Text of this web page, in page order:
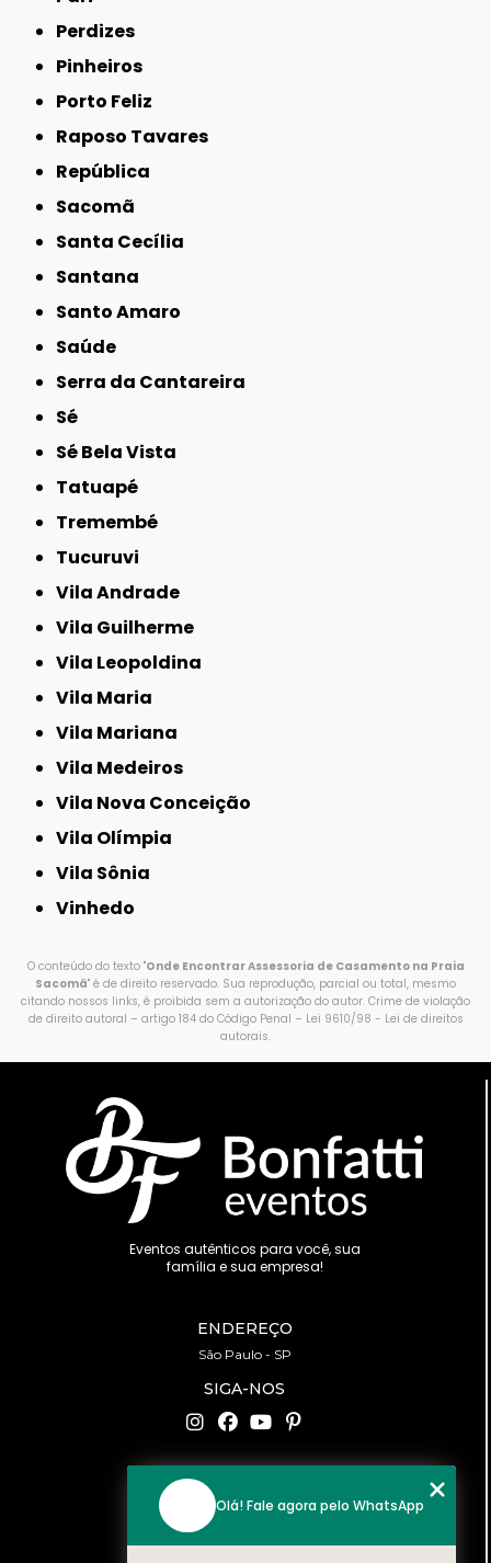
Perdizes
Pinheiros
Porto Feliz
Raposo Tavares
República
Sacomã
Santa Cecília
Santana
Santo Amaro
Saúde
Serra da Cantareira
Sé
Sé Bela Vista
Tatuapé
Tremembé
Tucuruvi
Vila Andrade
Vila Guilherme
Vila Leopoldina
Vila Maria
Vila Mariana
Vila Medeiros
Vila Nova Conceição
Vila Olímpia
Vila Sônia
Vinhedo
O conteúdo do texto "Onde Encontrar Assessoria de Casamento na Praia
Sacomã" é de direito reservado. Sua reprodução, parcial ou total, mesmo
citando nossos links, é proibida sem a autorização do autor. Crime de violação
de direito autoral – artigo 184 do Código Penal – Lei 9610/98 - Lei de direitos
autorais.
Eventos autênticos para você, sua
família e sua empresa!
ENDEREÇO
São Paulo - SP
SIGA-NOS
CONTATO
(11) 94519-2422
contato@bonfattieventos.com.br
Olá! Fale agora pelo WhatsApp